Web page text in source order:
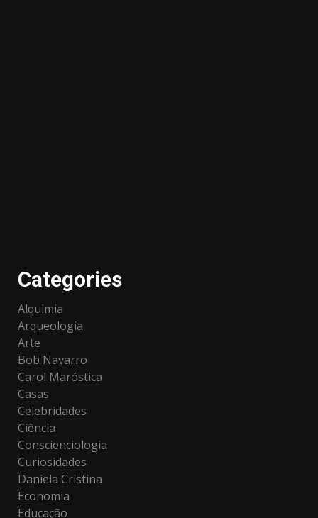
Categories
Alquimia
Arqueologia
Arte
Bob Navarro
Carol Maróstica
Casas
Celebridades
Ciência
Conscienciologia
Curiosidades
Daniela Cristina
Economia
Educação